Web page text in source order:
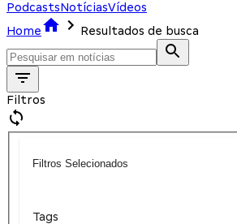
PodcastsNotíciasVídeos
Home
Resultados de busca
Filtros
Filtros Selecionados
Tags